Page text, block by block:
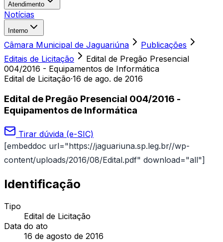
Atendimento
Notícias
Interno
Câmara Municipal de Jaguariúna
Publicações
Editais de Licitação
Edital de Pregão Presencial
004/2016 - Equipamentos de Informática
Edital de Licitação·16 de ago. de 2016
Edital de Pregão Presencial 004/2016 -
Equipamentos de Informática
Tirar dúvida (e-SIC)
[embeddoc url="https://jaguariuna.sp.leg.br//wp-
content/uploads/2016/08/Edital.pdf" download="all"]
Identificação
Tipo
Edital de Licitação
Data do ato
16 de agosto de 2016